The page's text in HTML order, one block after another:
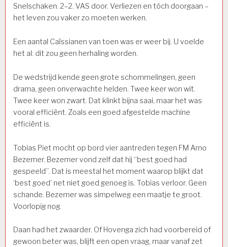
Snelschaken. 2–2. VAS door. Verliezen en tóch doorgaan –
het leven zou vaker zo moeten werken.
Een aantal Caïssianen van toen was er weer bij. U voelde
het al: dit zou geen herhaling worden.
De wedstrijd kende geen grote schommelingen, geen
drama, geen onverwachte helden. Twee keer won wit.
Twee keer won zwart. Dat klinkt bijna saai, maar het was
vooral efficiënt. Zoals een goed afgestelde machine
efficiënt is.
Tobias Piet mocht op bord vier aantreden tegen FM Arno
Bezemer. Bezemer vond zelf dat hij “best goed had
gespeeld”. Dat is meestal het moment waarop blijkt dat
‘best goed’ net niet goed genoeg is. Tobias verloor. Geen
schande. Bezemer was simpelweg een maatje te groot.
Voorlopig nog.
Daan had het zwaarder. Of Hovenga zich had voorbereid of
gewoon beter was, blijft een open vraag, maar vanaf zet